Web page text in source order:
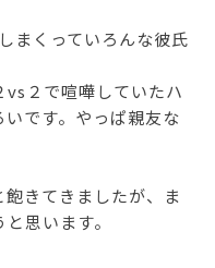
まくっていろんな彼氏
２で喧嘩していたハ
です。やっぱ親友な
きてきましたが、ま
思います。